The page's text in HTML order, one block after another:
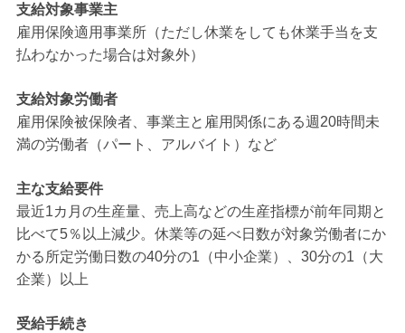
支給対象事業主
雇用保険適用事業所（ただし休業をしても休業手当を支
払わなかった場合は対象外）
支給対象労働者
雇用保険被保険者、事業主と雇用関係にある週20時間未
満の労働者（パート、アルバイト）など
主な支給要件
最近1カ月の生産量、売上高などの生産指標が前年同期と
比べて5％以上減少。休業等の延べ日数が対象労働者にか
かる所定労働日数の40分の1（中小企業）、30分の1（大
企業）以上
受給手続き